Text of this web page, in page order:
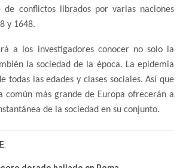
de conflictos librados por varias naciones
y 1648.
a los investigadores conocer no solo la
la sociedad de la época. La epidemia
todas las edades y clases sociales. Así que
común más grande de Europa ofrecerán a
de la sociedad en su conjunto.